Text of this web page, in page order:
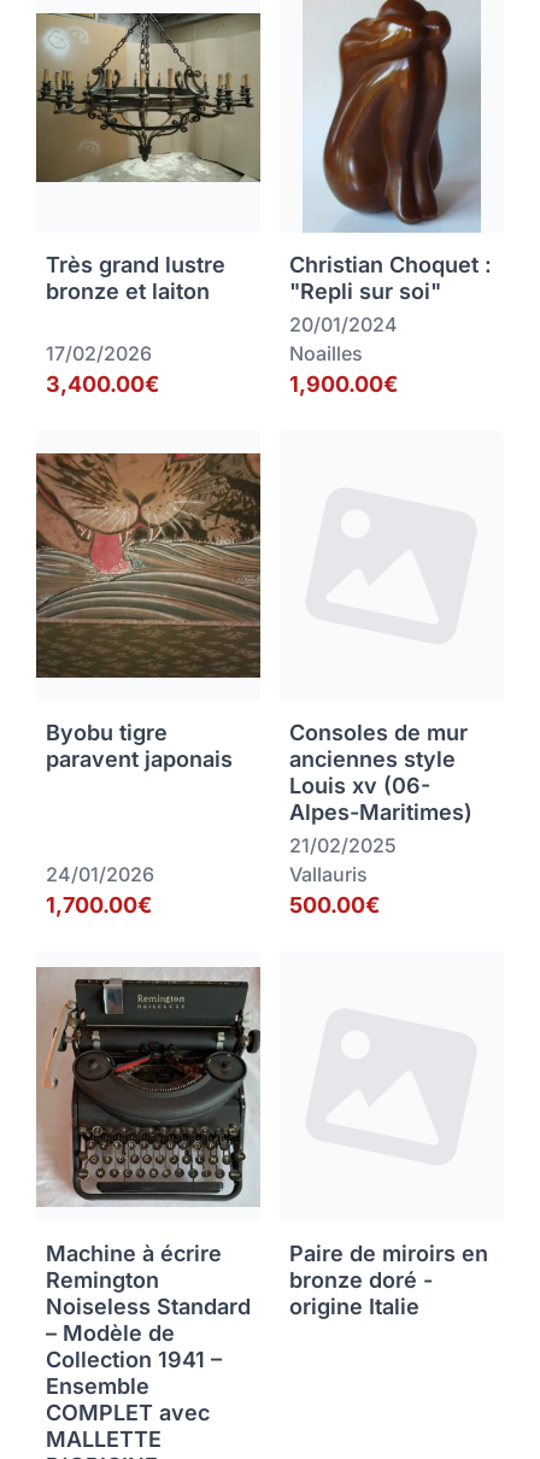
Très grand lustre
bronze et laiton
17/02/2026
3,400.00€
Christian Choquet :
"Repli sur soi"
20/01/2024
Noailles
1,900.00€
Byobu tigre
paravent japonais
24/01/2026
1,700.00€
Consoles de mur
anciennes style
Louis xv (06-
Alpes-Maritimes)
21/02/2025
Vallauris
500.00€
Machine à écrire
Remington
Noiseless Standard
– Modèle de
Collection 1941 –
Ensemble
COMPLET avec
MALLETTE
Paire de miroirs en
bronze doré -
origine Italie